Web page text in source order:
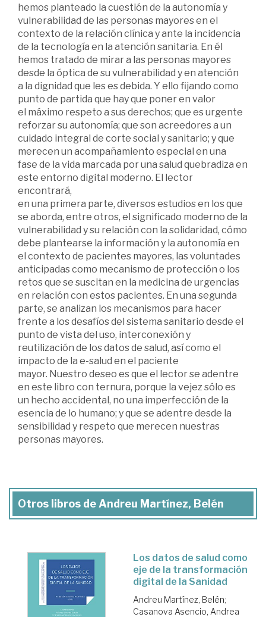
hemos planteado la cuestión de la autonomía y
vulnerabilidad de las personas mayores en el
contexto de la relación clínica y ante la incidencia
de la tecnología en la atención sanitaria. En él
hemos tratado de mirar a las personas mayores
desde la óptica de su vulnerabilidad y en atención
a la dignidad que les es debida. Y ello fijando como
punto de partida que hay que poner en valor
el máximo respeto a sus derechos; que es urgente
reforzar su autonomía; que son acreedores a un
cuidado integral de corte social y sanitario; y que
merecen un acompañamiento especial en una
fase de la vida marcada por una salud quebradiza en
este entorno digital moderno. El lector
encontrará,
en una primera parte, diversos estudios en los que
se aborda, entre otros, el significado moderno de la
vulnerabilidad y su relación con la solidaridad, cómo
debe plantearse la información y la autonomía en
el contexto de pacientes mayores, las voluntades
anticipadas como mecanismo de protección o los
retos que se suscitan en la medicina de urgencias
en relación con estos pacientes. En una segunda
parte, se analizan los mecanismos para hacer
frente a los desafíos del sistema sanitario desde el
punto de vista del uso, interconexión y
reutilización de los datos de salud, así como el
impacto de la e-salud en el paciente
mayor. Nuestro deseo es que el lector se adentre
en este libro con ternura, porque la vejez sólo es
un hecho accidental, no una imperfección de la
esencia de lo humano; y que se adentre desde la
sensibilidad y respeto que merecen nuestras
personas mayores.
Otros libros de Andreu Martínez, Belén
Los datos de salud como
eje de la transformación
digital de la Sanidad
Andreu Martínez, Belén;
Casanova Asencio, Andrea